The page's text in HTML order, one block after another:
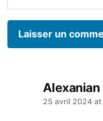
Alexanian
says:
25 avril 2024 at